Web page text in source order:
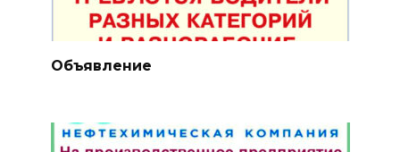
Объявление